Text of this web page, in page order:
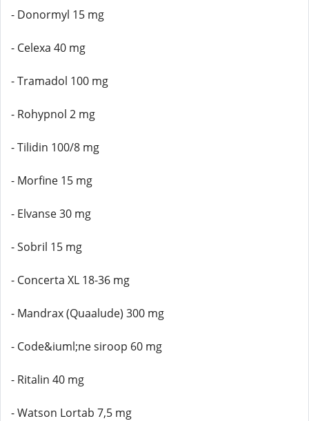
- Donormyl 15 mg
- Celexa 40 mg
- Tramadol 100 mg
- Rohypnol 2 mg
- Tilidin 100/8 mg
- Morfine 15 mg
- Elvanse 30 mg
- Sobril 15 mg
- Concerta XL 18-36 mg
- Mandrax (Quaalude) 300 mg
- Code&iuml;ne siroop 60 mg
- Ritalin 40 mg
- Watson Lortab 7,5 mg